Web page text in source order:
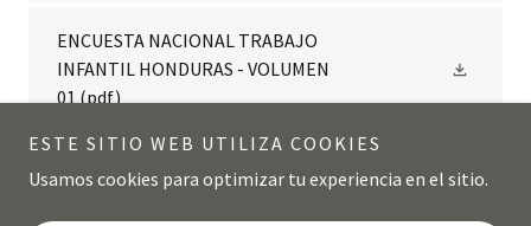
ENCUESTA NACIONAL TRABAJO
INFANTIL HONDURAS - VOLUMEN
01 (pdf)
ESTE SITIO WEB UTILIZA COOKIES
Usamos cookies para optimizar tu experiencia en el sitio.